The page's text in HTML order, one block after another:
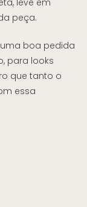
peça.
boa pedida
para looks
que tanto o
essa